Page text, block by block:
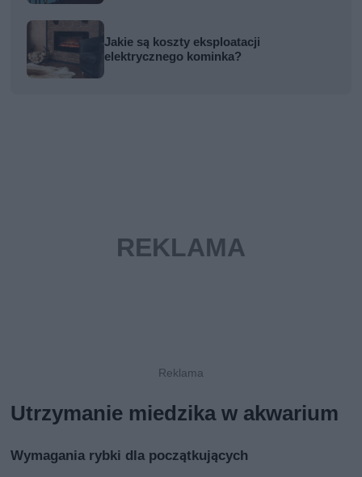
Jakie są koszty eksploatacji
elektrycznego kominka?
Utrzymanie miedzika w akwarium
Wymagania rybki dla początkujących